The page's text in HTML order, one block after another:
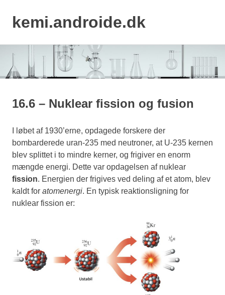
content
kemi.androide.dk
16.6 – Nuklear fission og fusion
I løbet af 1930’erne, opdagede forskere der
bombarderede uran-235 med neutroner, at U-235 kernen
blev splittet i to mindre kerner, og frigiver en enorm
mængde energi. Dette var opdagelsen af nuklear
fission. Energien der frigives ved deling af et atom, blev
kaldt for atomenergi. En typisk reaktionsligning for
nuklear fission er: